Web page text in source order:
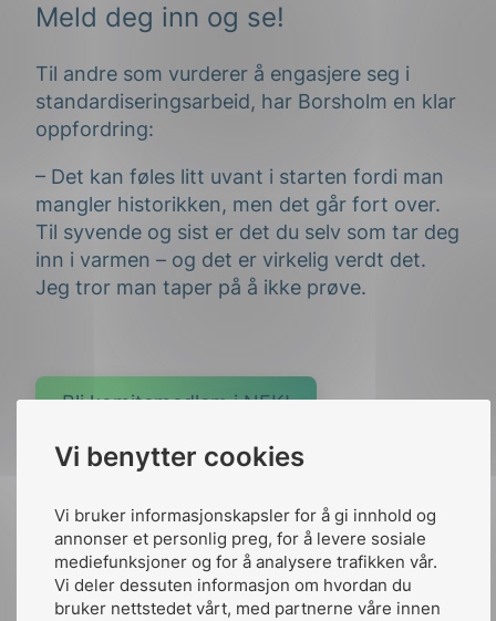
Vi benytter cookies
Vi bruker informasjonskapsler for å gi innhold og
annonser et personlig preg, for å levere sosiale
mediefunksjoner og for å analysere trafikken vår.
Vi deler dessuten informasjon om hvordan du
bruker nettstedet vårt, med partnerne våre innen
Meld deg inn og se!
Til andre som vurderer å engasjere seg i
standardiseringsarbeid, har Borsholm en klar
oppfordring:
– Det kan føles litt uvant i starten fordi man
mangler historikken, men det går fort over.
Til syvende og sist er det du selv som tar deg
inn i varmen – og det er virkelig verdt det.
Jeg tror man taper på å ikke prøve.
Bli komitemedlem i NEK!